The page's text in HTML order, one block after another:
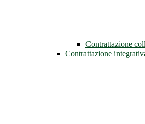
Contrattazione
Contrattazione